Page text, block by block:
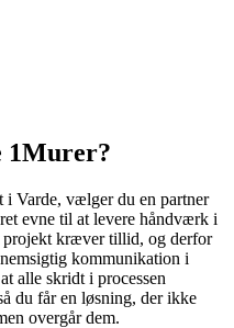
1Murer?
Varde, vælger du en partner
evne til at levere håndværk i
projekt kræver tillid, og derfor
kommunikation i
alle skridt i processen
du får en løsning, der ikke
overgår dem.